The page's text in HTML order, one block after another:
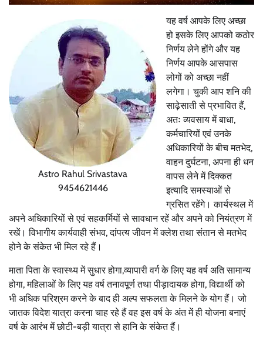
Astro Rahul Srivastava
9454621446
यह वर्ष आपके लिए अच्छा
हो इसके लिए आपको कठोर
निर्णय लेने होंगे और यह
निर्णय आपके आसपास
लोगों को अच्छा नहीं
लगेगा। चुकी आप शनि की
साढ़ेसाती से प्रभावित हैं,
अतः व्यवसाय में बाधा,
कर्मचारियों एवं उनके
अधिकारियों के बीच मतभेद,
वाहन दुर्घटना, अपना ही धन
वापस लेने में दिक्कत
इत्यादि समस्याओं से
ग्रसित रहेंगे। कार्यस्थल में
अपने अधिकारियों से एवं सहकर्मियों से सावधान रहें और अपने को नियंत्रण में
रखें। विभागीय कार्यवाही संभव, दांपत्य जीवन में क्लेश तथा संतान से मतभेद
होने के संकेत भी मिल रहे हैं।
माता पिता के स्वास्थ्य में सुधार होगा,व्यापारी वर्ग के लिए यह वर्ष अति सामान्य
होगा, महिलाओं के लिए यह वर्ष तनावपूर्ण तथा पीड़ादायक होगा, विद्यार्थी को
भी अधिक परिश्रम करने के बाद ही अल्प सफलता के मिलने के योग हैं। जो
जातक विदेश यात्रा करना चाह रहे हैं वह इस वर्ष के अंत में ही योजना बनाएं
वर्ष के आरंभ में छोटी-बड़ी यात्रा से हानि के संकेत हैं।